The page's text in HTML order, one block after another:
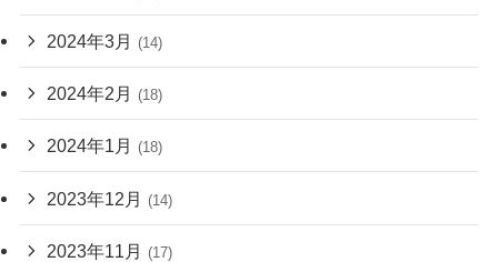
2024年3月 (14)
2024年2月 (18)
2024年1月 (18)
2023年12月 (14)
2023年11月 (17)